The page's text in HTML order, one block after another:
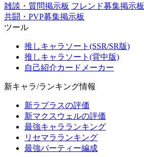
雑談・質問掲示板 フレンド募集掲示板
共闘・PVP募集掲示板
ツール
推しキャラソート(SSR/SR版)
推しキャラソート(背中版)
自己紹介カードメーカー
新キャラ/ランキング情報
新ラプラスの評価
新マクスウェルの評価
最強キャラランキング
リセマラランキング
最強パーティー編成